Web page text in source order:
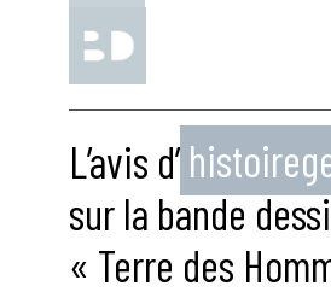
L’avis d’
sur la bande
« Terre des